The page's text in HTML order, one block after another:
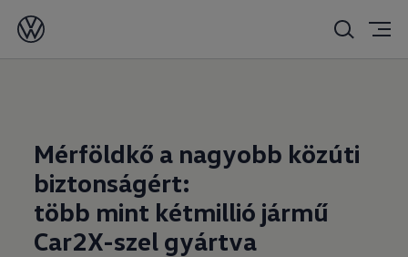
2025. 11. 25.
Mérföldkő a nagyobb közúti
biztonságért:
több mint kétmillió jármű
Car2X-szel gyártva